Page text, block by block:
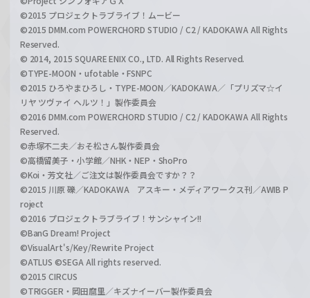
©2015 プロジェクトラブライブ！ムービー
©2015 DMM.com POWERCHORD STUDIO / C2 / KADOKAWA All Rights
Reserved.
© 2014, 2015 SQUARE ENIX CO., LTD. All Rights Reserved.
©TYPE-MOON・ufotable・FSNPC
©2015 ひろやまひろし・TYPE-MOON／KADOKAWA／「プリズマ☆イ
リヤ ツヴァイ ヘルツ！」製作委員会
©2016 DMM.com POWERCHORD STUDIO / C2 / KADOKAWA All Rights
Reserved.
©赤塚不二夫／おそ松さん製作委員会
©高橋留美子・小学館／NHK・NEP・ShoPro
©Koi・芳文社／ご注文は製作委員会ですか？？
©2015 川原 礫／KADOKAWA アスキー・メディアワークス刊／AWIB P
roject
©2016 プロジェクトラブライブ！サンシャイン!!
©BanG Dream! Project
©VisualArt's/Key/Rewrite Project
©ATLUS ©SEGA All rights reserved.
©2015 CIRCUS
©TRIGGER・岡田麿里／キズナイーバー製作委員会